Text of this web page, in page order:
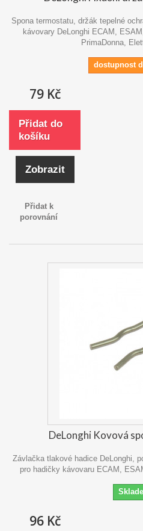
Spona termostatu, držák tepelné
kávovary DeLonghi ECAM,
PrimaDonna,
dostupnost
79 Kč
Přidat do
košíku
Zobrazit
Přidat k
porovnání
DeLonghi Kovová
Závlačka tlakové hadice DeLonghi,
pro hadičky kávovaru ECAM,
96 Kč